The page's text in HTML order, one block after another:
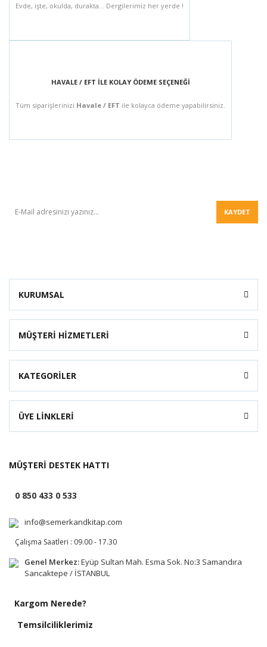
Evde, işte, okulda, durakta... Dergilerimiz her yerde !
HAVALE / EFT İLE KOLAY ÖDEME SEÇENEĞİ
Tüm siparişlerinizi Havale / EFT ile kolayca ödeme yapabilirsiniz.
KAYDET
KURUMSAL
MÜŞTERİ HİZMETLERİ
KATEGORİLER
ÜYE LİNKLERİ
MÜŞTERİ DESTEK HATTI
0 850 433 0 533
info@semerkandkitap.com
Çalışma Saatleri : 09.00 - 17.30
Genel Merkez:Eyüp Sultan Mah. Esma Sok. No:3 Samandıra
Sancaktepe / İSTANBUL
Kargom Nerede?
Temsilciliklerimiz